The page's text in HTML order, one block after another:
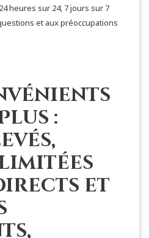
heures sur 24, 7 jours sur 7
et aux préoccupations
:
et